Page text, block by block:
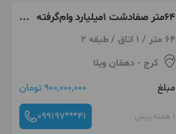
64متر صفادشت 1میلیارد وام‌گرفته
سند تکبرگی لوکس
64 متر / 1 اتاق / طبقه 2
کرج - دهقان ویلا
مبلغ
900,000,000 تومان
1 هفته پیش 099197***41